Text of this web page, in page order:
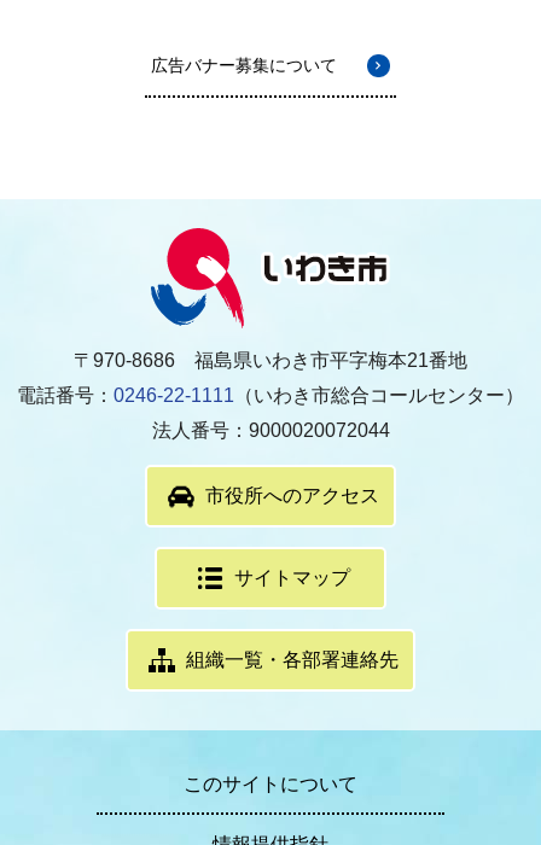
広告バナー募集について
〒970-8686 福島県いわき市平字梅本21番地
電話番号： 0246-22-1111 （いわき市総合コールセンター）
法人番号：9000020072044
市役所へのアクセス
サイトマップ
組織一覧・各部署連絡先
このサイトについて